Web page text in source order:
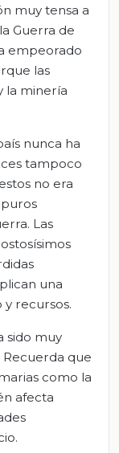
muy tensa a
Guerra de
empeorado
las
la minería
nunca ha
tampoco
no era
Las
una
recursos.
sido muy
que
como la
afecta